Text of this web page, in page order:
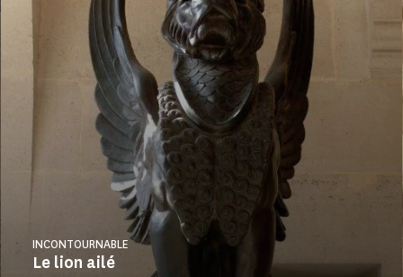
Le lion ailé
INCONTOURNABLE